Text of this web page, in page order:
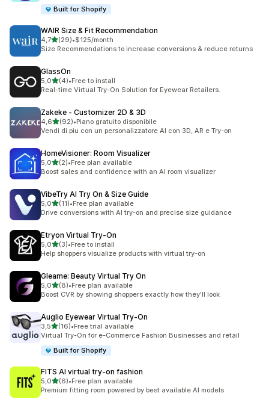
Built for Shopify
WAIR Size & Fit Recommendation
4,7stelle su 5
(29)
29 recensioni totali
•$125/month
Size Recommendations to increase conversions & reduce returns
GlassOn
5,0stelle su 5
(4)
4 recensioni totali
•Free to install
Real-time Virtual Try-On Solution for Eyewear Retailers.
Zakeke ‑ Customizer 2D & 3D
4,6stelle su 5
(92)
92 recensioni totali
•Piano gratuito disponibile
Vendi di piu con un personalizzatore AI con 3D, AR e Try-on
HomeVisioner: Room Visualizer
5,0stelle su 5
(2)
2 recensioni totali
•Free plan available
Boost sales and confidence with an AI room visualizer
VibeTry AI Try On & Size Guide
5,0stelle su 5
(11)
11 recensioni totali
•Free plan available
Drive conversions with AI try-on and precise size guidance
Etryon Virtual Try‑On
5,0stelle su 5
(3)
3 recensioni totali
•Free to install
Help shoppers visualize products with virtual try-on
Gleame: Beauty Virtual Try On
5,0stelle su 5
(8)
8 recensioni totali
•Free plan available
Boost CVR by showing shoppers exactly how they'll look
Auglio Eyewear Virtual Try‑On
3,5stelle su 5
(16)
16 recensioni totali
•Free trial available
Virtual Try-On for e-Commerce Fashion Businesses and retail
Built for Shopify
FITS AI virtual try‑on fashion
5,0stelle su 5
(6)
6 recensioni totali
•Free plan available
Premium fitting room powered by best available AI models